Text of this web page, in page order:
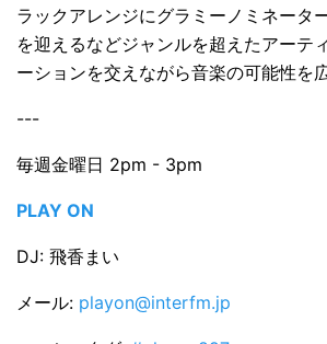
ラックアレンジにグラミーノミネータ
を迎えるなどジャンルを超えたアーテ
ーションを交えながら音楽の可能性を
---
毎週金曜日 2pm - 3pm
PLAY ON
DJ: 飛香まい
メール: playon@interfm.jp